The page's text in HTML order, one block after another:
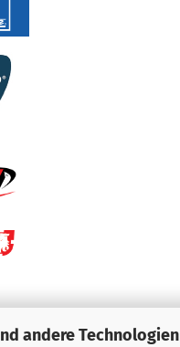
andere Technologien